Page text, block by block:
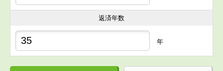
返済年数
年